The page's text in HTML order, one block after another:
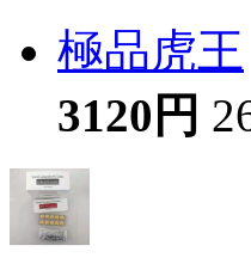
極品虎王
3120円